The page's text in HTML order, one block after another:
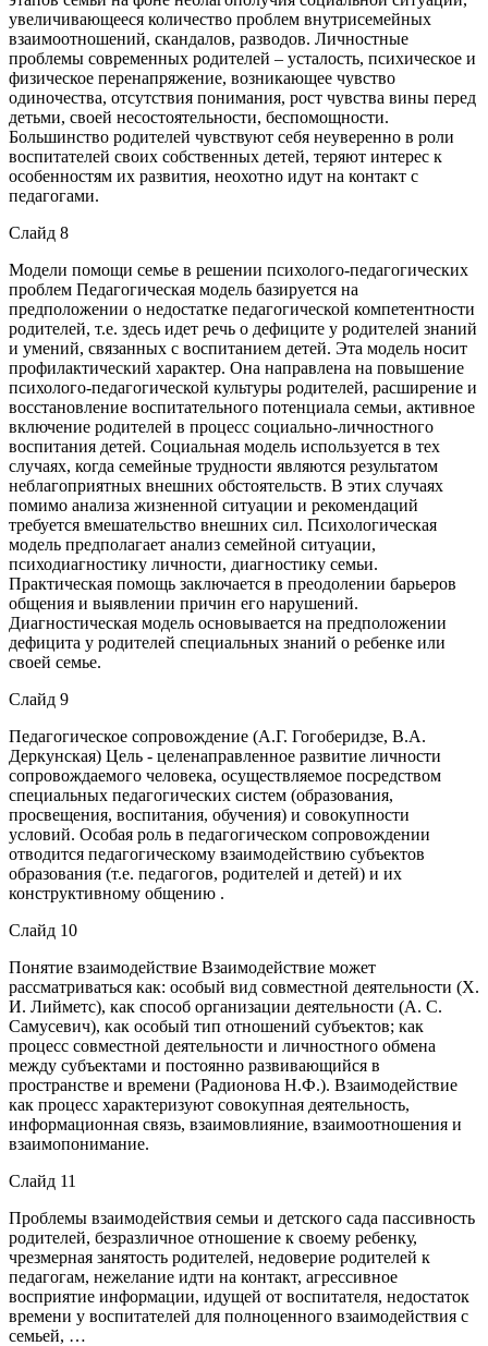
увеличивающееся количество проблем внутрисемейных
взаимоотношений, скандалов, разводов. Личностные
проблемы современных родителей – усталость, психическое и
физическое перенапряжение, возникающее чувство
одиночества, отсутствия понимания, рост чувства вины перед
детьми, своей несостоятельности, беспомощности.
Большинство родителей чувствуют себя неуверенно в роли
воспитателей своих собственных детей, теряют интерес к
особенностям их развития, неохотно идут на контакт с
педагогами.
Слайд 8
Модели помощи семье в решении психолого-педагогических
проблем Педагогическая модель базируется на
предположении о недостатке педагогической компетентности
родителей, т.е. здесь идет речь о дефиците у родителей знаний
и умений, связанных с воспитанием детей. Эта модель носит
профилактический характер. Она направлена на повышение
психолого-педагогической культуры родителей, расширение и
восстановление воспитательного потенциала семьи, активное
включение родителей в процесс социально-личностного
воспитания детей. Социальная модель используется в тех
случаях, когда семейные трудности являются результатом
неблагоприятных внешних обстоятельств. В этих случаях
помимо анализа жизненной ситуации и рекомендаций
требуется вмешательство внешних сил. Психологическая
модель предполагает анализ семейной ситуации,
психодиагностику личности, диагностику семьи.
Практическая помощь заключается в преодолении барьеров
общения и выявлении причин его нарушений.
Диагностическая модель основывается на предположении
дефицита у родителей специальных знаний о ребенке или
своей семье.
Слайд 9
Педагогическое сопровождение (А.Г. Гогоберидзе, В.А.
Деркунская) Цель - целенаправленное развитие личности
сопровождаемого человека, осуществляемое посредством
специальных педагогических систем (образования,
просвещения, воспитания, обучения) и совокупности
условий. Особая роль в педагогическом сопровождении
отводится педагогическому взаимодействию субъектов
образования (т.е. педагогов, родителей и детей) и их
конструктивному общению .
Слайд 10
Понятие взаимодействие Взаимодействие может
рассматриваться как: особый вид совместной деятельности (Х.
И. Лийметс), как способ организации деятельности (А. С.
Самусевич), как особый тип отношений субъектов; как
процесс совместной деятельности и личностного обмена
между субъектами и постоянно развивающийся в
пространстве и времени (Радионова Н.Ф.). Взаимодействие
как процесс характеризуют совокупная деятельность,
информационная связь, взаимовлияние, взаимоотношения и
взаимопонимание.
Слайд 11
Проблемы взаимодействия семьи и детского сада пассивность
родителей, безразличное отношение к своему ребенку,
чрезмерная занятость родителей, недоверие родителей к
педагогам, нежелание идти на контакт, агрессивное
восприятие информации, идущей от воспитателя, недостаток
времени у воспитателей для полноценного взаимодействия с
семьей, …